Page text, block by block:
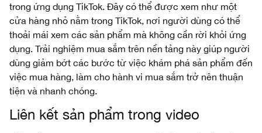
trong ứng dụng TikTok. Đây có thể được xem như một
cửa hàng nhỏ nằm trong TikTok, nơi người dùng có thể
thoải mái xem các sản phẩm mà không cần rời khỏi ứng
dụng. Trải nghiệm mua sắm trên nền tảng này giúp người
dùng giảm bớt các bước từ việc khám phá sản phẩm đến
việc mua hàng, làm cho hành vi mua sắm trở nên thuận
tiện và nhanh chóng.
Liên kết sản phẩm trong video